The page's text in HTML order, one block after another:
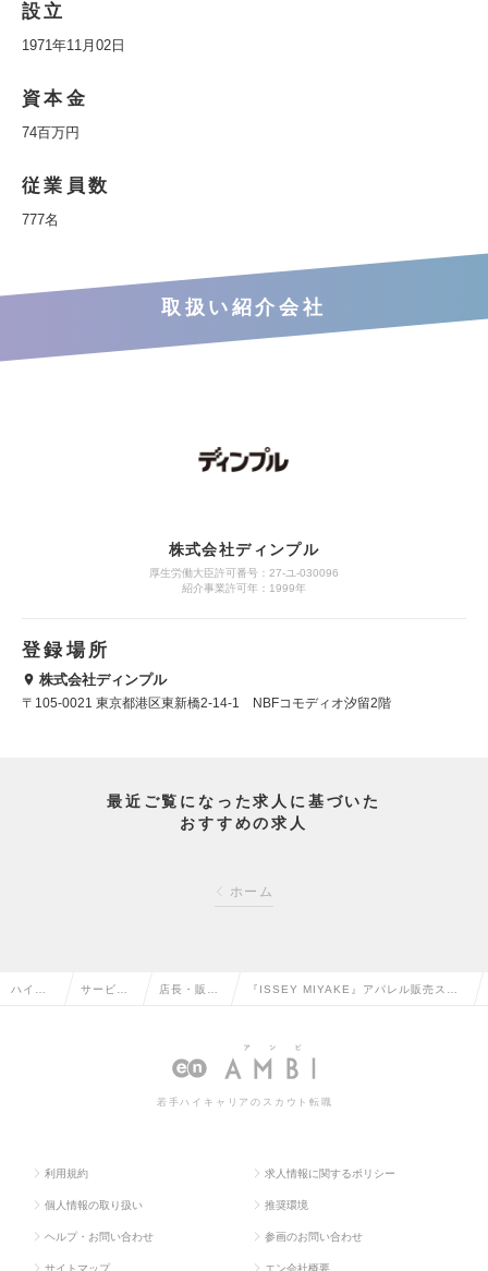
設立
1971年11月02日
資本金
74百万円
従業員数
777名
取扱い紹介会社
株式会社ディンプル
厚生労働大臣許可番号：27-ユ-030096
紹介事業許可年：1999年
登録場所
株式会社ディンプル
〒105-0021 東京都港区東新橋2-14-1 NBFコモディオ汐留2階
最近ご覧になった求人に基づいた
おすすめの求人
ホーム
ハイク サービ 店長・販
理の転職
『ISSEY MIYAKE』アパレル販売スタ
120日の求人情報
若手ハイキャリアのスカウト転職
利用規約 求人情報に関するポリシー
個人情報の取り扱い 推奨環境
ヘルプ・お問い合わせ 参画のお問い合わせ
サイトマップ エン会社概要